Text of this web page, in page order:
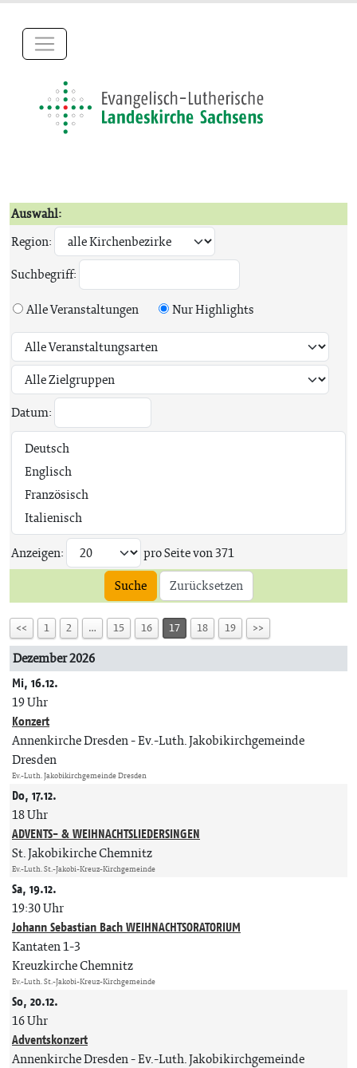
Auswahl:
Region:
Suchbegriff:
Alle Veranstaltungen Nur Highlights
Datum:
Anzeigen: pro Seite von371
Suche
Zurücksetzen
<< 1 2 … 15 16 17 18 19 >>
Dezember 2026
Mi, 16.12.
19 Uhr
Konzert
Annenkirche Dresden Ev.-Luth. Jakobikirchgemeinde
Dresden
Ev.-Luth. Jakobikirchgemeinde Dresden
Do, 17.12.
18 Uhr
ADVENTS- & WEIHNACHTSLIEDERSINGEN
St. Jakobikirche Chemnitz
Ev.-Luth. St.-Jakobi-Kreuz-Kirchgemeinde
Sa, 19.12.
19:30 Uhr
Johann Sebastian Bach WEIHNACHTSORATORIUM
Kantaten 1-3
Kreuzkirche Chemnitz
Ev.-Luth. St.-Jakobi-Kreuz-Kirchgemeinde
So, 20.12.
16 Uhr
Adventskonzert
Annenkirche Dresden Ev.-Luth. Jakobikirchgemeinde